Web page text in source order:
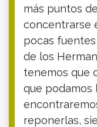
más puntos
concentrarse
pocas
de los
tenemos que
que podamos
reponerlas,